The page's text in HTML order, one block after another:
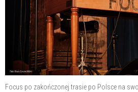
Focus po zakończonej trasie po Polsce na